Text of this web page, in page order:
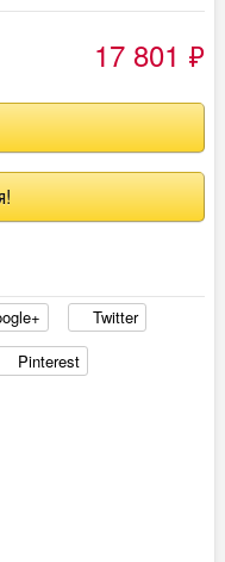
17 801 ₽
Twitter
Pinterest